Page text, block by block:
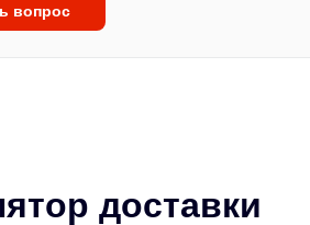
вопрос
доставки